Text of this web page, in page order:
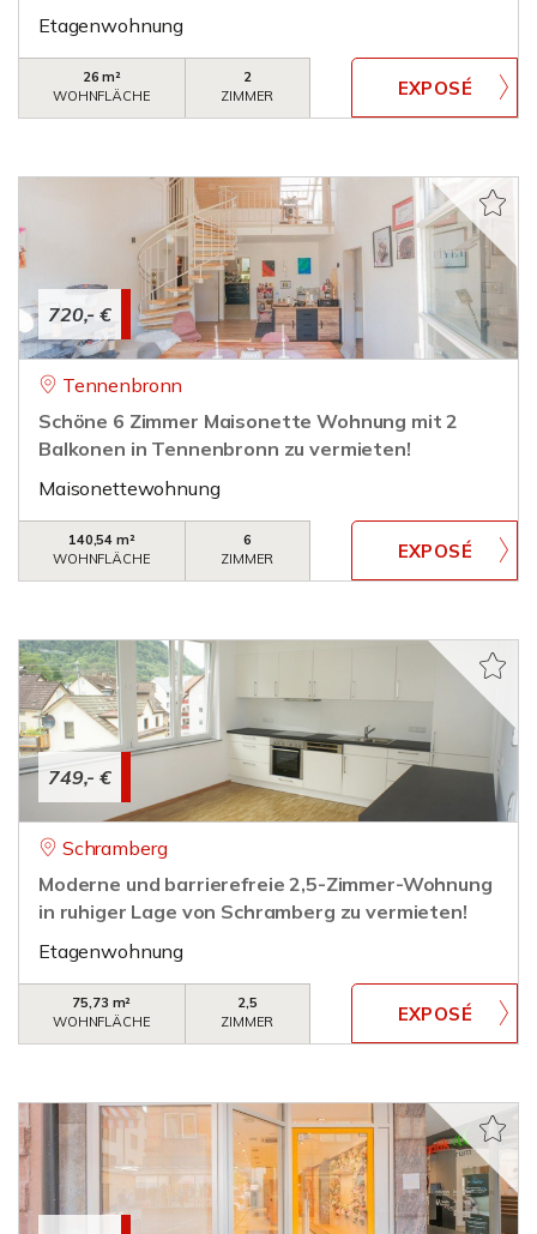
Etagenwohnung
26 m²
WOHNFLÄCHE
2
ZIMMER
720,- €
Tennenbronn
Schöne 6 Zimmer Maisonette Wohnung mit 2
Balkonen in Tennenbronn zu vermieten!
Maisonettewohnung
140,54 m²
WOHNFLÄCHE
6
ZIMMER
749,- €
Schramberg
Moderne und barrierefreie 2,5-Zimmer-Wohnung
in ruhiger Lage von Schramberg zu vermieten!
Etagenwohnung
75,73 m²
WOHNFLÄCHE
2,5
ZIMMER